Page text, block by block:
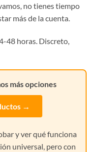
no tienes tiempo
más de la cuenta.
48 horas. Discreto,
más opciones
→
y ver qué funciona
universal, pero con